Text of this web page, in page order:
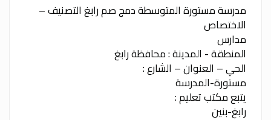
مدرسة مستورة المتوسطة دمج صم رابغ التصنيف –
الاختصاص
مدارس
المنطقة - المدينة : محافظة رابغ
الحي – العنوان – الشارع :
مستورة-المدرسة
يتبع مكتب تعليم :
رابغ-بنين